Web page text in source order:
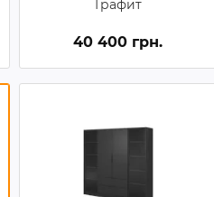
Графит
40 400 грн.